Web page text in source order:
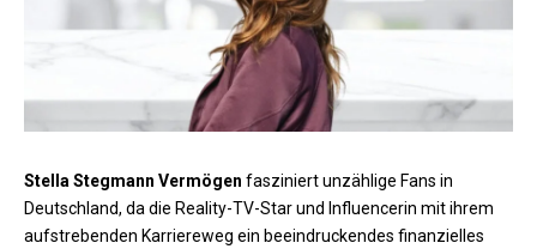
Stella Stegmann Vermögen fasziniert unzählige Fans in
Deutschland, da die Reality-TV-Star und Influencerin mit ihrem
aufstrebenden Karriereweg ein beeindruckendes finanzielles